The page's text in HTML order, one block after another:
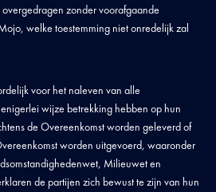
zonder voorafgaande
welke toestemming niet onredelijk zal
voor het naleven van alle
wijze betrekking hebben op hun
de Overeenkomst worden geleverd of
worden uitgevoerd, waaronder
Milieuwet en
de partijen zich bewust te zijn van hun